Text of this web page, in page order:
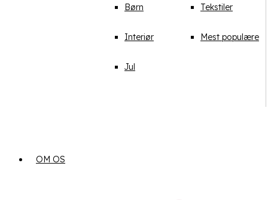
Børn
Interiør
Jul
Tekstiler
Mest populære
OM OS